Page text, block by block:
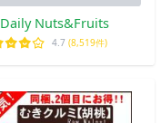
Daily Nuts&Fruits
4.7 (8,519件)